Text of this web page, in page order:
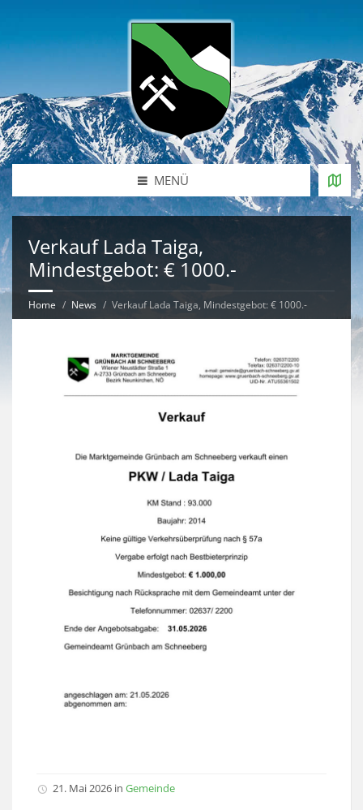
MENÜ
Verkauf Lada Taiga,
Mindestgebot: € 1000.-
Home News Verkauf Lada Taiga, Mindestgebot: € 1000.-
21. Mai 2026 in Gemeinde